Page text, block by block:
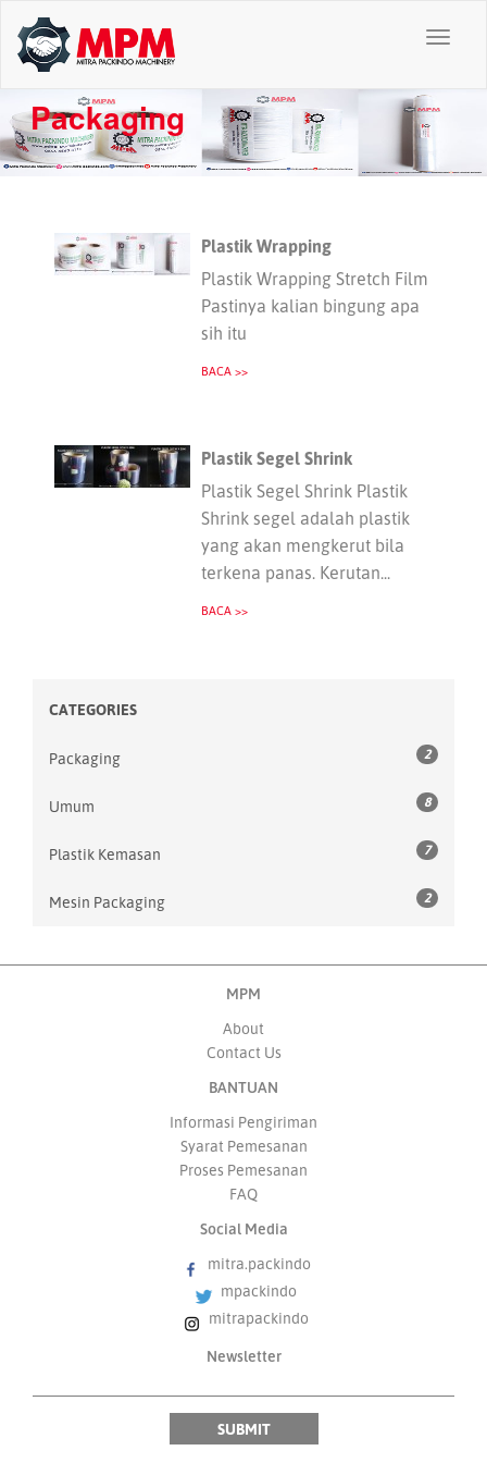
Toggle
Packaging
Plastik Wrapping
Plastik Wrapping Stretch Film
Pastinya kalian bingung apa
sih itu
BACA >>
Plastik Segel Shrink
Plastik Segel Shrink Plastik
Shrink segel adalah plastik
yang akan mengkerut bila
terkena panas. Kerutan...
BACA >>
CATEGORIES
Packaging 2
Umum 8
Plastik Kemasan 7
Mesin Packaging 2
MPM
About
Contact Us
BANTUAN
Informasi Pengiriman
Syarat Pemesanan
Proses Pemesanan
FAQ
Social Media
mitra.packindo
mpackindo
mitrapackindo
Newsletter
SUBMIT